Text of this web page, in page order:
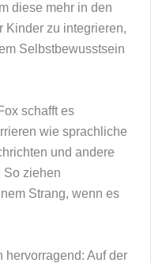
diese mehr in den
Kinder zu integrieren,
Selbstbewusstsein
schafft es
wie sprachliche
und andere
So ziehen
Strang, wenn es
hervorragend: Auf der